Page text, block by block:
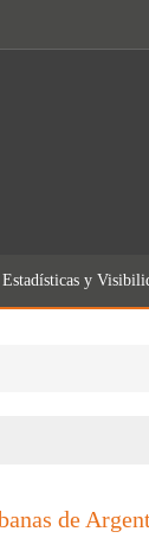
Estadísticas y
de